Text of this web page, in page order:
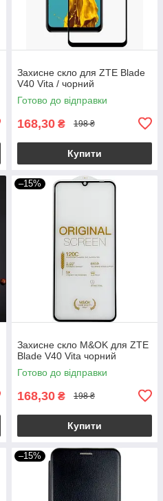
Захисне скло для ZTE Blade
V40 Vita / чорний
Готово до відправки
168,30 ₴ 198 ₴
Купити
–15%
Захисне скло M&OK для ZTE
Blade V40 Vita чорний
Готово до відправки
168,30 ₴ 198 ₴
Купити
–15%